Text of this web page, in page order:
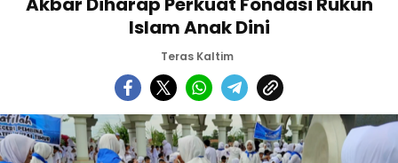
Islam Anak Dini
Teras Kaltim